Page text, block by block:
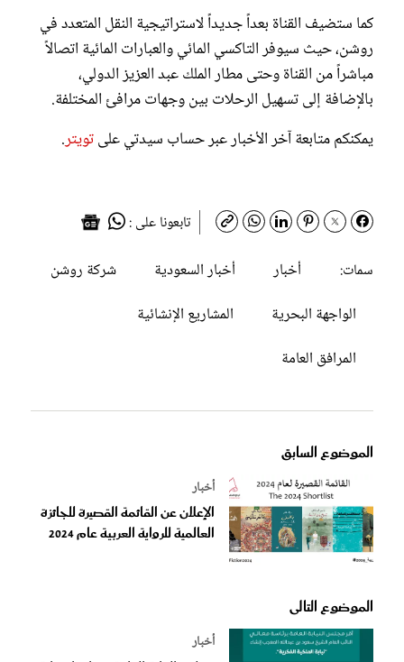
كما ستضيف القناة بعداً جديداً لاستراتيجية النقل المتعدد في
روشن، حيث سيوفر التاكسي المائي والعبارات المائية اتصالاً
مباشراً من القناة وحتى مطار الملك عبد العزيز الدولي،
بالإضافة إلى تسهيل الرحلات بين وجهات مرافئ المختلفة.
يمكنكم متابعة آخر الأخبار عبر حساب سيدتي علىتويتر.
تابعونا على :
سمات:
أخبار أخبار السعودية
شركة روشن
الواجهة البحرية
المشاريع الإنشائية
المرافق العامة
الموضوع السابق
أخبار
الإعلان عن القائمة القصيرة للجائزة
العالمية للرواية العربية عام 2024
الموضوع التالى
أخبار